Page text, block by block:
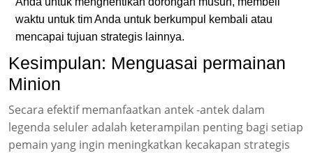
waktu untuk tim Anda untuk berkumpul kembali atau
mencapai tujuan strategis lainnya.
Kesimpulan: Menguasai permainan
Minion
Secara efektif memanfaatkan antek -antek dalam
legenda seluler adalah keterampilan penting bagi setiap
pemain yang ingin meningkatkan kecakapan strategis